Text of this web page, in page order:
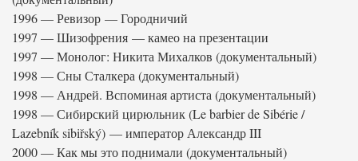
1996 — Ревизор — Городничий
1997 — Шизофрения — камео на презентации
1997 — Монолог: Никита Михалков (документальный)
1998 — Сны Сталкера (документальный)
1998 — Андрей. Вспоминая артиста (документальный)
1998 — Сибирский цирюльник (Le barbier de Sibérie /
Lazebník sibiřský) — император Александр III
2000 — Как мы это поднимали (документальный)